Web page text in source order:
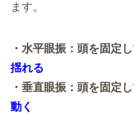
ます。
・水平眼振：頭を固定し
揺れる
・垂直眼振：頭を固定し
動く